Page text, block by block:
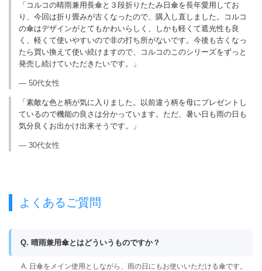
「コルコの晴雨兼用長傘と３段折りたたみ日傘を長年愛用してお
り、今回は折り畳みが古くなったので、購入し直しました。コルコ
の傘はデザインがとてもかわいらしく、しかも軽くて遮光性も良
く、軽くて使いやすいので非の打ち所がないです。今後も古くなっ
たら買い換えて使い続けますので、コルコのこのシリーズをずっと
発売し続けていただきたいです。」
— 50代女性
「素敵な色と柄が気に入りました。以前違う柄を母にプレゼントし
ているので機能の良さは分かっています。ただ、暑い日も雨の日も
気分良くお出かけ出来そうです。」
— 30代女性
よくあるご質問
Q. 晴雨兼用傘とはどういうものですか？
A. 日傘をメイン使用としながら、雨の日にもお使いいただける傘です。